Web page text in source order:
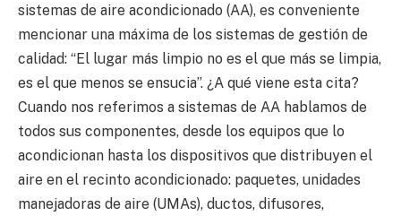
sistemas de aire acondicionado (AA), es conveniente
mencionar una máxima de los sistemas de gestión de
calidad: “El lugar más limpio no es el que más se limpia,
es el que menos se ensucia”. ¿A qué viene esta cita?
Cuando nos referimos a sistemas de AA hablamos de
todos sus componentes, desde los equipos que lo
acondicionan hasta los dispositivos que distribuyen el
aire en el recinto acondicionado: paquetes, unidades
manejadoras de aire (UMAs), ductos, difusores,